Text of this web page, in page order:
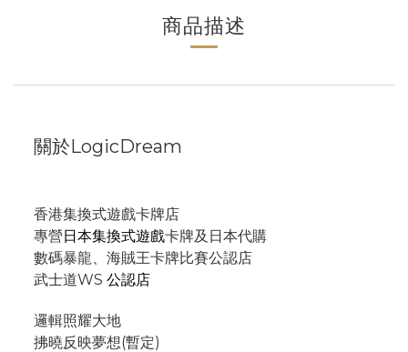
商品描述
關於LogicDream
香港集換式遊戲卡牌店
專營日本集換式遊戲卡牌及日本代購
數碼暴龍、海賊王卡牌比賽公認店
武士道WS 公認店
邏輯照耀大地
拂曉反映夢想(暫定)